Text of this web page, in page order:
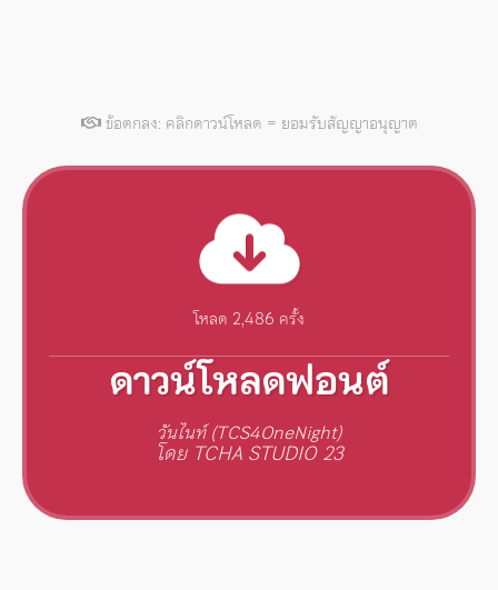
ข้อตกลง: คลิกดาวน์โหลด = ยอมรับสัญญาอนุญาต
โหลด 2,486 ครั้ง
ดาวน์โหลดฟอนต์
วันไนท์ (TCS4OneNight)
โดย TCHA STUDIO 23